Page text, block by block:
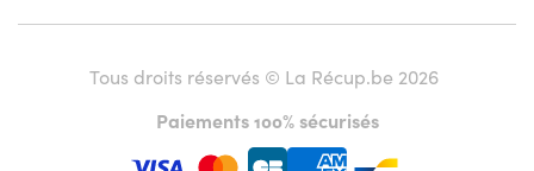
Tous droits réservés © La Récup.be 2026
Paiements 100% sécurisés